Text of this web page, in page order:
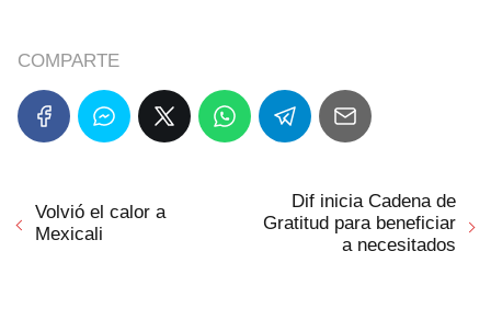
COMPARTE
Volvió el calor a
Mexicali
Dif inicia Cadena de
Gratitud para beneficiar
a necesitados